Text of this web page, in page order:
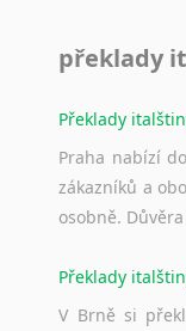
překlady
Překlady
Praha nabízí
zákazníků a
osobně.
Překlady
V Brně si